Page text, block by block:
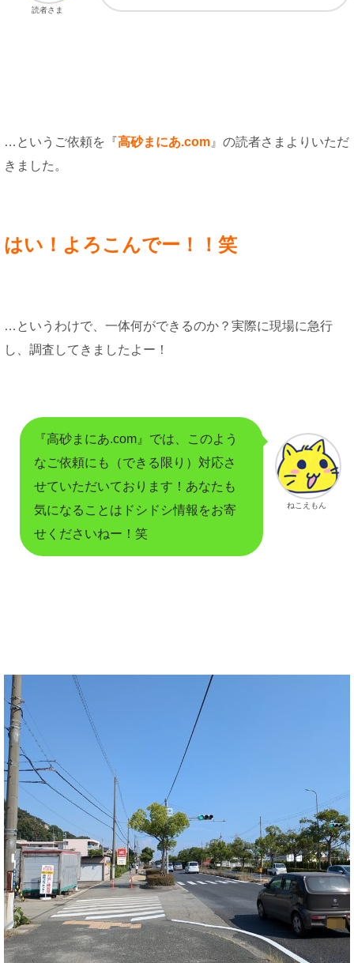
読者さま
…というご依頼を『高砂まにあ.com 』の読者さまよりいただ
きました。
はい！よろこんでー！！笑
…というわけで、一体何ができるのか？実際に現場に急行
し、調査してきましたよー！
『高砂まにあ.com』では、このよう
なご依頼にも（できる限り）対応さ
せていただいております！あなたも
気になることはドシドシ情報をお寄
せくださいねー！笑
ねこえもん